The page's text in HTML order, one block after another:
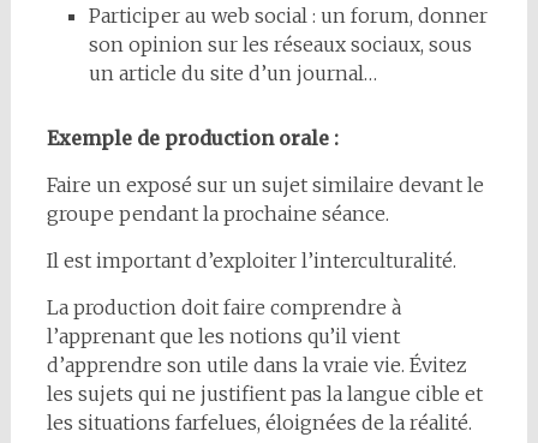
Participer au web social : un forum, donner
son opinion sur les réseaux sociaux, sous
un article du site d’un journal…
Exemple de production orale :
Faire un exposé sur un sujet similaire devant le
groupe pendant la prochaine séance.
Il est important d’exploiter l’interculturalité.
La production doit faire comprendre à
l’apprenant que les notions qu’il vient
d’apprendre son utile dans la vraie vie. Évitez
les sujets qui ne justifient pas la langue cible et
les situations farfelues, éloignées de la réalité.